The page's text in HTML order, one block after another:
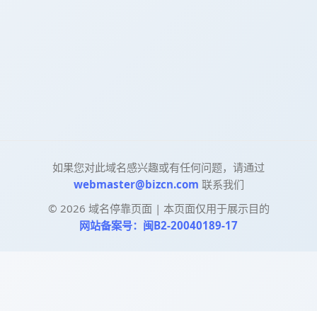
如果您对此域名感兴趣或有任何问题，请通过
webmaster@bizcn.com 联系我们
© 2026 域名停靠页面 | 本页面仅用于展示目的
网站备案号：闽B2-20040189-17